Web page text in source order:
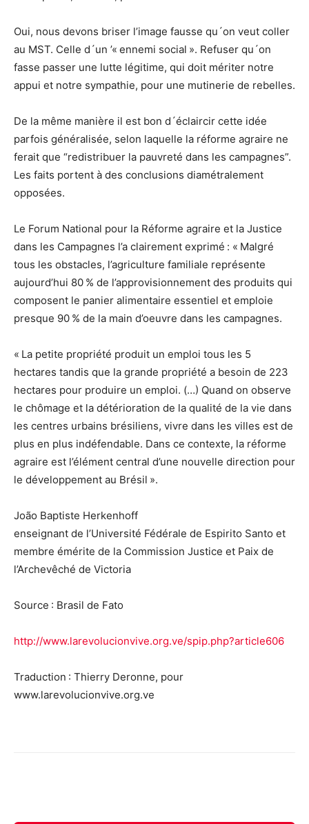
Oui, nous devons briser l’image fausse qu´on veut coller
au MST. Celle d´un ’« ennemi social ». Refuser qu´on
fasse passer une lutte légitime, qui doit mériter notre
appui et notre sympathie, pour une mutinerie de rebelles.
De la même manière il est bon d´éclaircir cette idée
parfois généralisée, selon laquelle la réforme agraire ne
ferait que “redistribuer la pauvreté dans les campagnes”.
Les faits portent à des conclusions diamétralement
opposées.
Le Forum National pour la Réforme agraire et la Justice
dans les Campagnes l’a clairement exprimé : « Malgré
tous les obstacles, l’agriculture familiale représente
aujourd’hui 80 % de l’approvisionnement des produits qui
composent le panier alimentaire essentiel et emploie
presque 90 % de la main d’oeuvre dans les campagnes.
« La petite propriété produit un emploi tous les 5
hectares tandis que la grande propriété a besoin de 223
hectares pour produire un emploi. (…) Quand on observe
le chômage et la détérioration de la qualité de la vie dans
les centres urbains brésiliens, vivre dans les villes est de
plus en plus indéfendable. Dans ce contexte, la réforme
agraire est l’élément central d’une nouvelle direction pour
le développement au Brésil ».
João Baptiste Herkenhoff
enseignant de l’Université Fédérale de Espirito Santo et
membre émérite de la Commission Justice et Paix de
l’Archevêché de Victoria
Source : Brasil de Fato
http://www.larevolucionvive.org.ve/spip.php?article606
Traduction : Thierry Deronne, pour
www.larevolucionvive.org.ve